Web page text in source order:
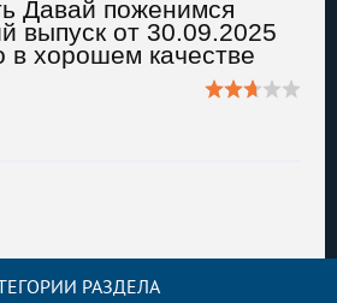
Давай поженимся
выпуск от 30.09.2025
в хорошем качестве
РАЗДЕЛА